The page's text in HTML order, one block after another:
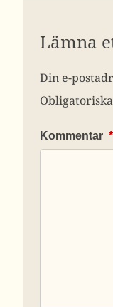
Lämna
Din e-
Kommentar *